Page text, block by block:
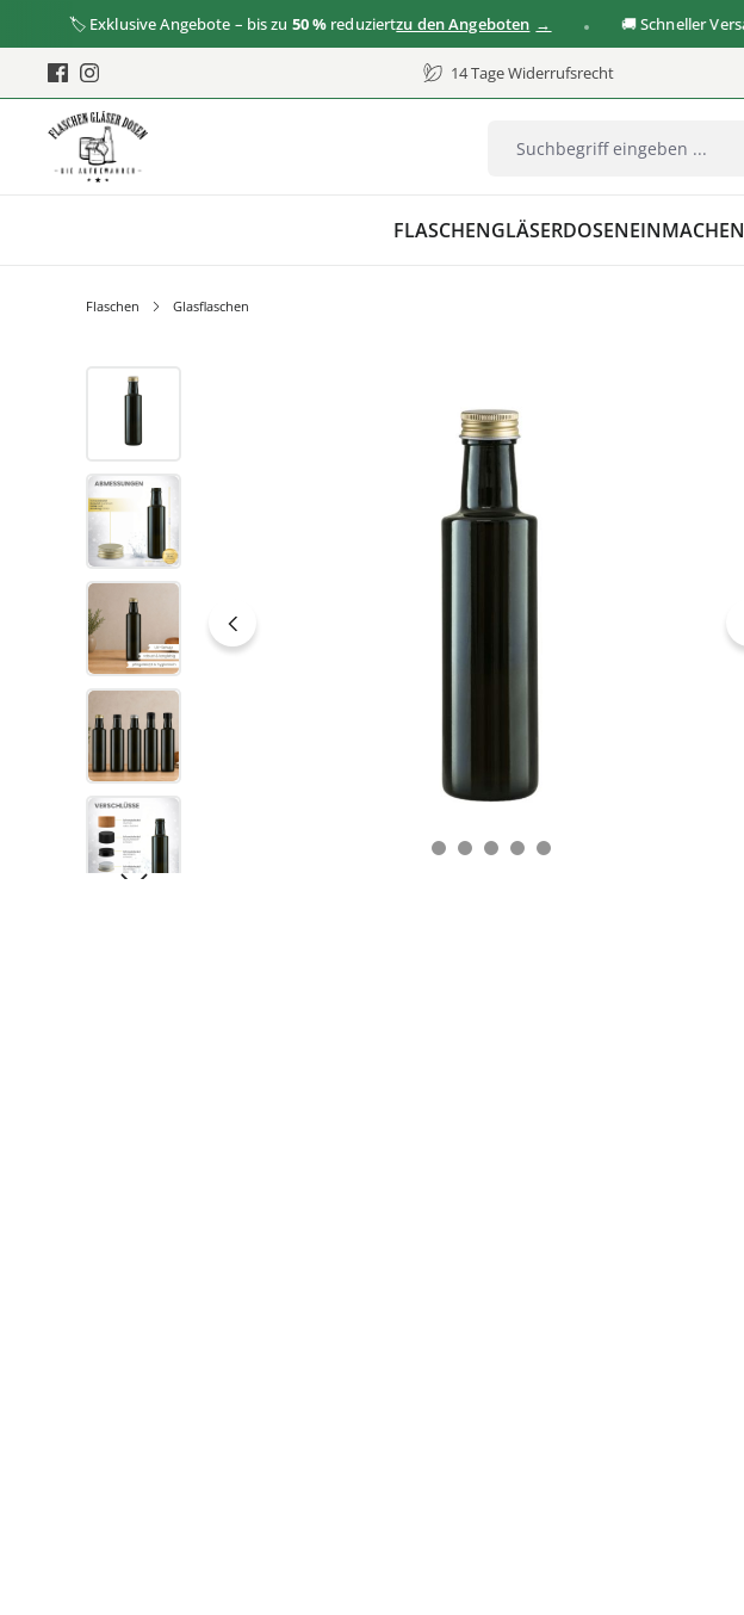
🏷️ Exklusive Angebote – bis zu50 % reduziertzu den Angeboten 🚚 Schneller Versand
14 Tage Widerrufsrecht
FLASCHENGLÄSERDOSENEINMACHEN
Flaschen Glasflaschen
Bildergalerie überspringen